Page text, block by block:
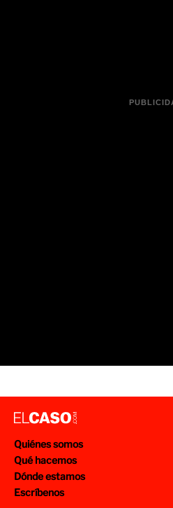
Quiénes somos
Qué hacemos
Dónde estamos
Escríbenos